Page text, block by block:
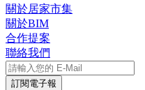
關於居家市集
關於BIM
合作提案
聯絡我們
訂閱電子報